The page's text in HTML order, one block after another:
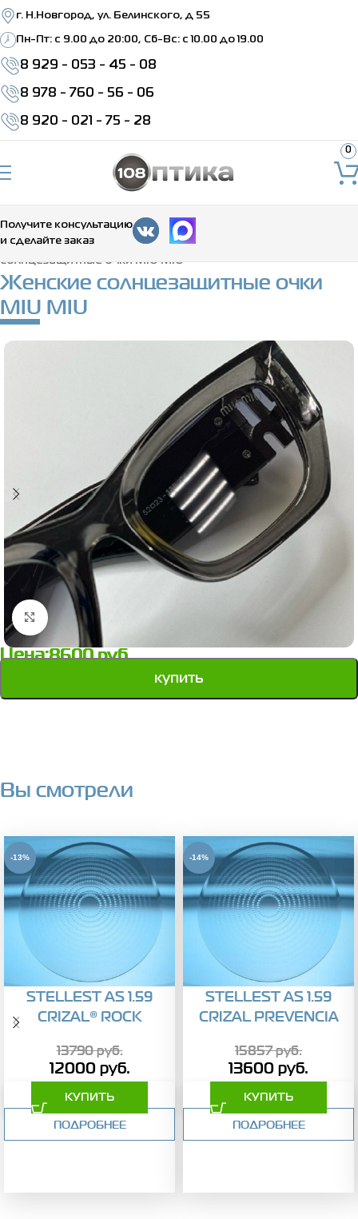
г. Н.Новгород, ул. Белинского, д 55
Пн-Пт: c 9.00 до 20:00, Сб-Вс: с 10.00 до 19.00
8 929 - 053 - 45 - 08
8 978 - 760 - 56 - 06
8 920 - 021 - 75 - 28
0
Получите консультацию
и сделайте заказ
Главная>Каталог Солнцезащитные очки
солнцезащитные очки MIU MIU
Женские солнцезащитные очки
MIU MIU
Нажмите, чтобы увеличить
Цена:8600руб.
купить
Вы смотрели
-13%
STELLEST AS 1.59
CRIZAL® ROCK
13790руб.
12000 руб.
КУПИТЬ
ПОДРОБНЕЕ
-14%
STELLEST AS 1.59
CRIZAL PREVENCIA
15857руб.
13600 руб.
КУПИТЬ
ПОДРОБНЕЕ